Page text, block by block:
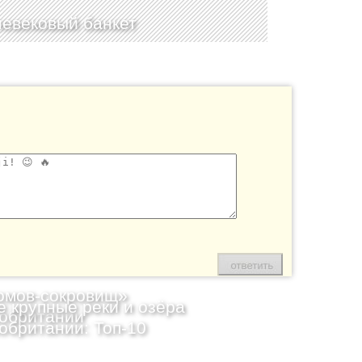
банкет
сокровищ»
крупные реки и озёра
Топ-10